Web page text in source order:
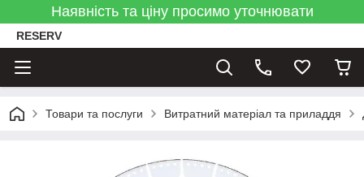
Наявність та ціну просимо уточнювати
RESERV
Товари та послуги Витратний матеріал та приладдя